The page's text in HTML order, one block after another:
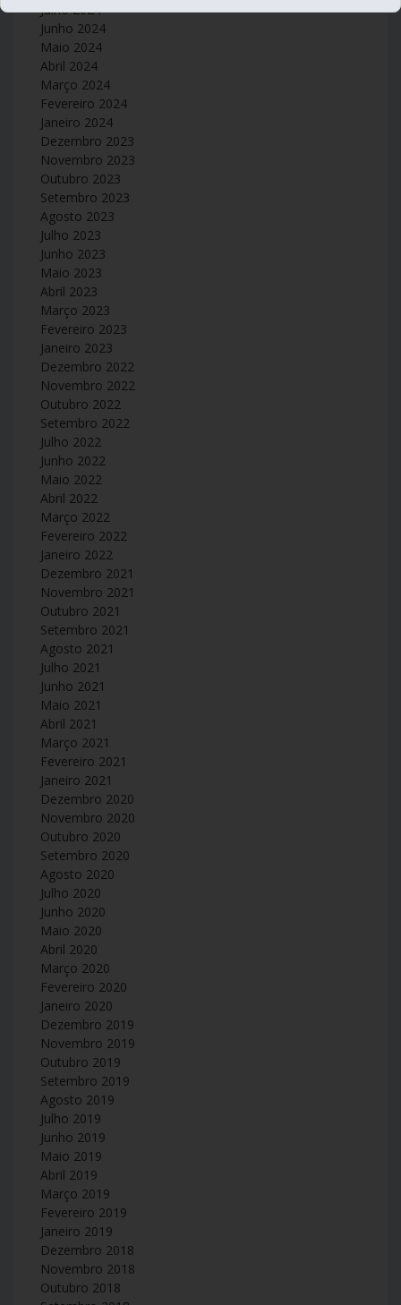
Julho 2024
Junho 2024
Maio 2024
Abril 2024
Março 2024
Fevereiro 2024
Janeiro 2024
Dezembro 2023
Novembro 2023
Outubro 2023
Setembro 2023
Agosto 2023
Julho 2023
Junho 2023
Maio 2023
Abril 2023
Março 2023
Fevereiro 2023
Janeiro 2023
Dezembro 2022
Novembro 2022
Outubro 2022
Setembro 2022
Julho 2022
Junho 2022
Maio 2022
Abril 2022
Março 2022
Fevereiro 2022
Janeiro 2022
Dezembro 2021
Novembro 2021
Outubro 2021
Setembro 2021
Agosto 2021
Julho 2021
Junho 2021
Maio 2021
Abril 2021
Março 2021
Fevereiro 2021
Janeiro 2021
Dezembro 2020
Novembro 2020
Outubro 2020
Setembro 2020
Agosto 2020
Julho 2020
Junho 2020
Maio 2020
Abril 2020
Março 2020
Fevereiro 2020
Janeiro 2020
Dezembro 2019
Novembro 2019
Outubro 2019
Setembro 2019
Agosto 2019
Julho 2019
Junho 2019
Maio 2019
Abril 2019
Março 2019
Fevereiro 2019
Janeiro 2019
Dezembro 2018
Novembro 2018
Outubro 2018